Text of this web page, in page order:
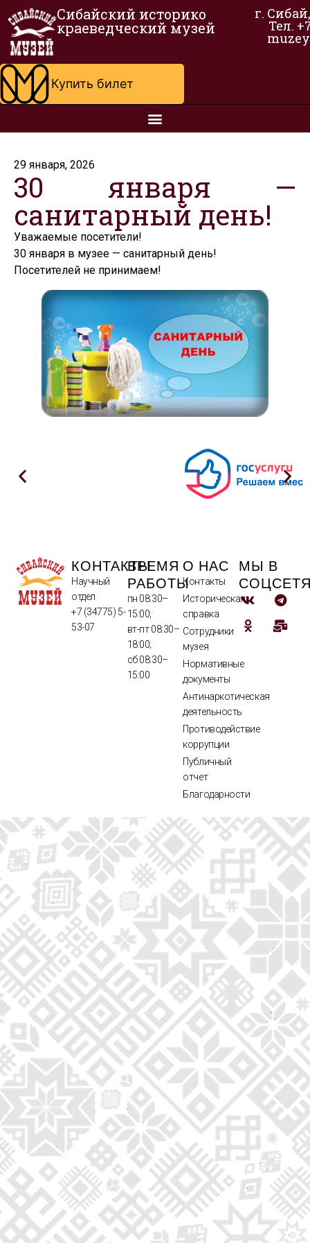
Сибайский историко
краеведческий музей
г.
Тел.
Купить билет
29 января, 2026
30 января —
санитарный день!
Уважаемые посетители!
30 января в музее — санитарный день!
Посетителей не принимаем!
КОНТАКТЫ
Научный
отдел
+7 (34775) 5-
53-07
ВРЕМЯ
РАБОТЫ
пн 08:30–
15:00;
вт-пт 08:30–
18:00;
сб 08:30–
15:00
О НАС
Контакты
Историческая
справка
Сотрудники
музея
Нормативные
документы
Антинаркотическая
деятельность
Противодействие
коррупции
Публичный
отчет
Благодарности
МЫ В